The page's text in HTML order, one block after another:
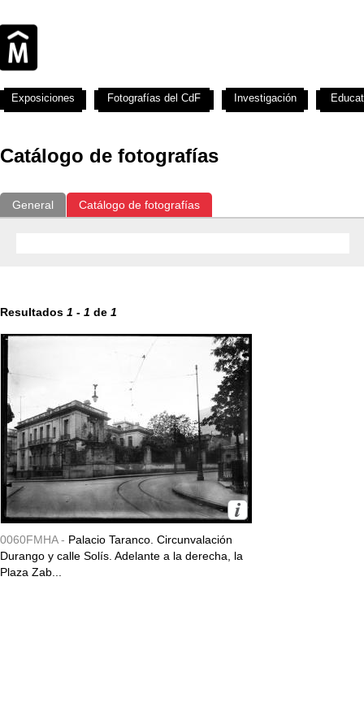
Catálogo de fotografías
General Catálogo de fotografías
Resultados 1 - 1 de 1
0060FMHA - Palacio Taranco. Circunvalación
Durango y calle Solís. Adelante a la derecha, la
Plaza Zab...
Exposiciones Fotografías del CdF Investigación